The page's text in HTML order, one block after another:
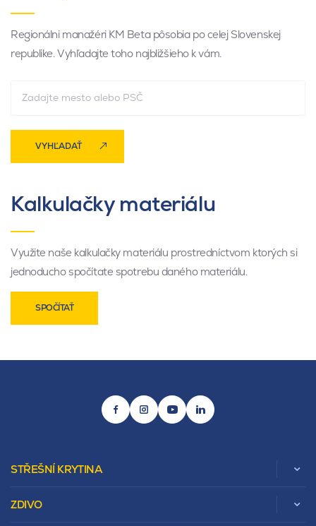
Regionálni manažéri KM Beta pôsobia po celej Slovenskej
republike. Vyhľadajte toho najbližšieho k vám.
VYHĽADAŤ
Kalkulačky materiálu
Využite naše kalkulačky materiálu prostredníctvom ktorých si
jednoducho spočítate spotrebu daného materiálu.
SPOČÍTAŤ
STŘEŠNÍ KRYTINA
ZDIVO